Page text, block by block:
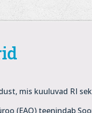
mis kuuluvad RI
(EAO) teenindab